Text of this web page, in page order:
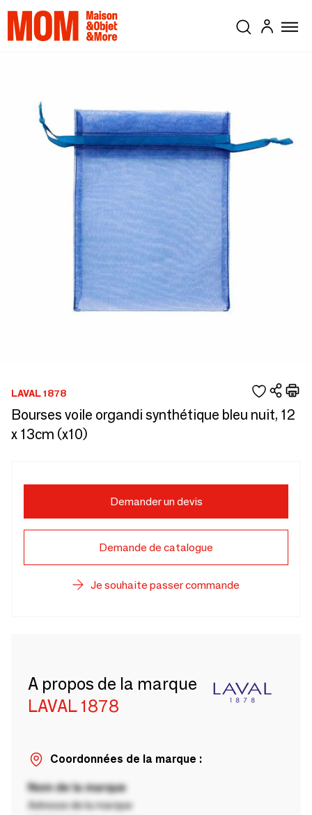
LAVAL 1878
Bourses voile organdi synthétique bleu nuit, 12
x 13cm (x10)
Demander un devis
Demande de catalogue
Je souhaite passer commande
A propos de la marque
LAVAL 1878
Coordonnées de la marque :
Nom de la marque
Adresse de la marque